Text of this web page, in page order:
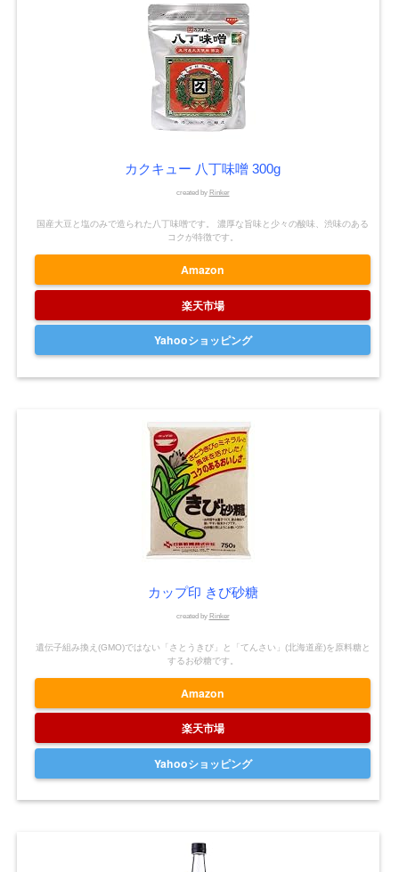
カクキュー 八丁味噌 300g
created by Rinker
国産大豆と塩のみで造られた八丁味噌です。 濃厚な旨味と少々の酸味、渋味のある
コクが特徴です。
Amazon
楽天市場
Yahooショッピング
カップ印 きび砂糖
created by Rinker
遺伝子組み換え(GMO)ではない「さとうきび」と「てんさい」(北海道産)を原料糖と
するお砂糖です。
Amazon
楽天市場
Yahooショッピング